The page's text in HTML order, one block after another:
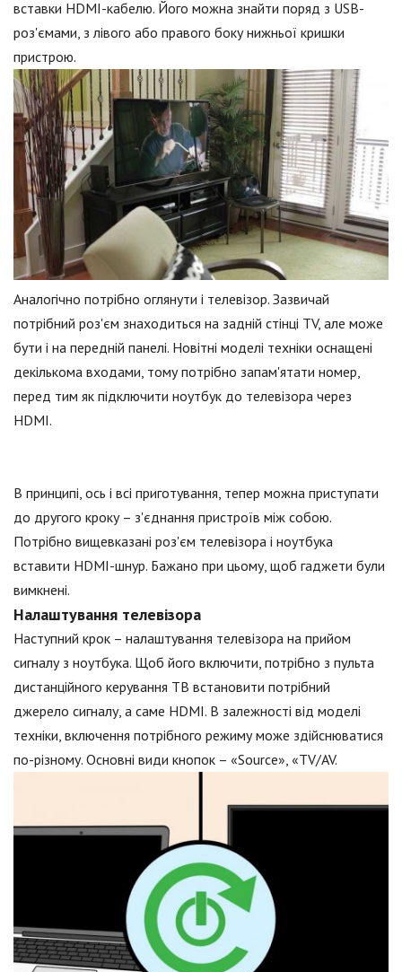
вставки HDMI-кабелю. Його можна знайти поряд з USB-
роз'ємами, з лівого або правого боку нижньої кришки
пристрою.
Аналогічно потрібно оглянути і телевізор. Зазвичай
потрібний роз'єм знаходиться на задній стінці TV, але може
бути і на передній панелі. Новітні моделі техніки оснащені
декількома входами, тому потрібно запам'ятати номер,
перед тим як підключити ноутбук до телевізора через
HDMI.
В принципі, ось і всі приготування, тепер можна приступати
до другого кроку – з'єднання пристроїв між собою.
Потрібно вищевказані роз'єм телевізора і ноутбука
вставити HDMI-шнур. Бажано при цьому, щоб гаджети були
вимкнені.
Налаштування телевізора
Наступний крок – налаштування телевізора на прийом
сигналу з ноутбука. Щоб його включити, потрібно з пульта
дистанційного керування ТВ встановити потрібний
джерело сигналу, а саме HDMI. В залежності від моделі
техніки, включення потрібного режиму може здійснюватися
по-різному. Основні види кнопок – «Source», «TV/AV.